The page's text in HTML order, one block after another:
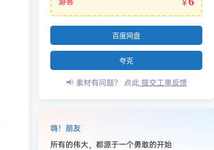
￥
百度网盘
夸克
📢 素材有问题？ 点此提交工单反馈
嗨！朋友
所有的伟大，都源于一个勇敢的开始